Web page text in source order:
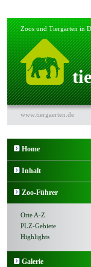
Zoos und Tiergärten in
www.tiergaerten.de
Home
Inhalt
Zoo-Führer
Orte A-Z
PLZ-Gebiete
Highlights
Galerie